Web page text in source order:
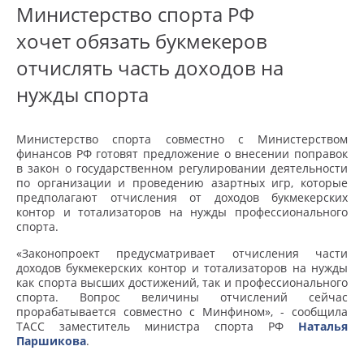
Министерство спорта РФ
хочет обязать букмекеров
отчислять часть доходов на
нужды спорта
Министерство спорта совместно с Министерством
финансов РФ готовят предложение о внесении поправок
в закон о государственном регулировании деятельности
по организации и проведению азартных игр, которые
предполагают отчисления от доходов букмекерских
контор и тотализаторов на нужды профессионального
спорта.
«Законопроект предусматривает отчисления части
доходов букмекерских контор и тотализаторов на нужды
как спорта высших достижений, так и профессионального
спорта. Вопрос величины отчислений сейчас
прорабатывается совместно с Минфином», - сообщила
ТАСС заместитель министра спорта РФ Наталья
Паршикова.